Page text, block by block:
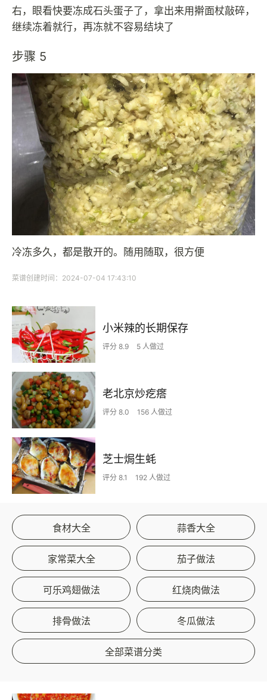
右，眼看快要冻成石头蛋子了，拿出来用擀面杖敲碎，
继续冻着就行，再冻就不容易结块了
步骤 5
冷冻多久，都是散开的。随用随取，很方便
菜谱创建时间：2024-07-04 17:43:10
小米辣的长期保存
评分 8.9 5 人做过
老北京炒疙瘩
评分 8.0 156 人做过
芝士焗生蚝
评分 8.1 192 人做过
食材大全 蒜香大全
家常菜大全 茄子做法
可乐鸡翅做法 红烧肉做法
排骨做法 冬瓜做法
全部菜谱分类